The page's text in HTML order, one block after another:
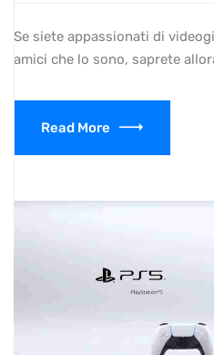
Se siete appassionati di
amici che lo sono, saprete
Read More